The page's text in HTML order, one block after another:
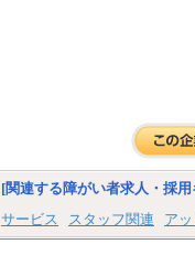
[関連する障がい者求人・採
サービス
スタッフ関連 ア